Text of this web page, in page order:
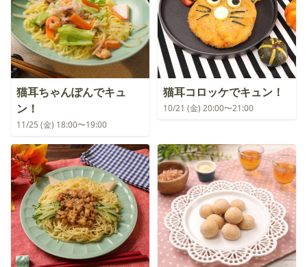
猫耳ちゃんぽんでキュ
ン！
11/25 (金) 18:00〜19:00
猫耳コロッケでキュン！
10/21 (金) 20:00〜21:00